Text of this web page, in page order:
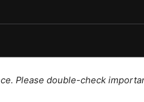
Please double-check